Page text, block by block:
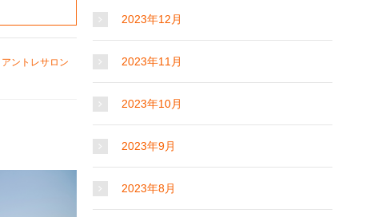
アントレサロン
2023年12月
2023年11月
2023年10月
2023年9月
2023年8月